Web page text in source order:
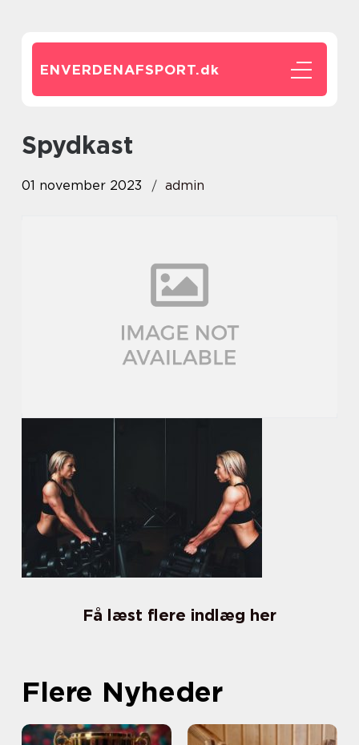
ENVERDENAFSPORT.dk
spydkast
01 november 2023 admin
Få læst flere indlæg her
Flere Nyheder